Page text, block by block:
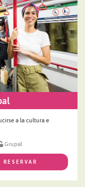
a la cultura e
Grupal
RESERVAR